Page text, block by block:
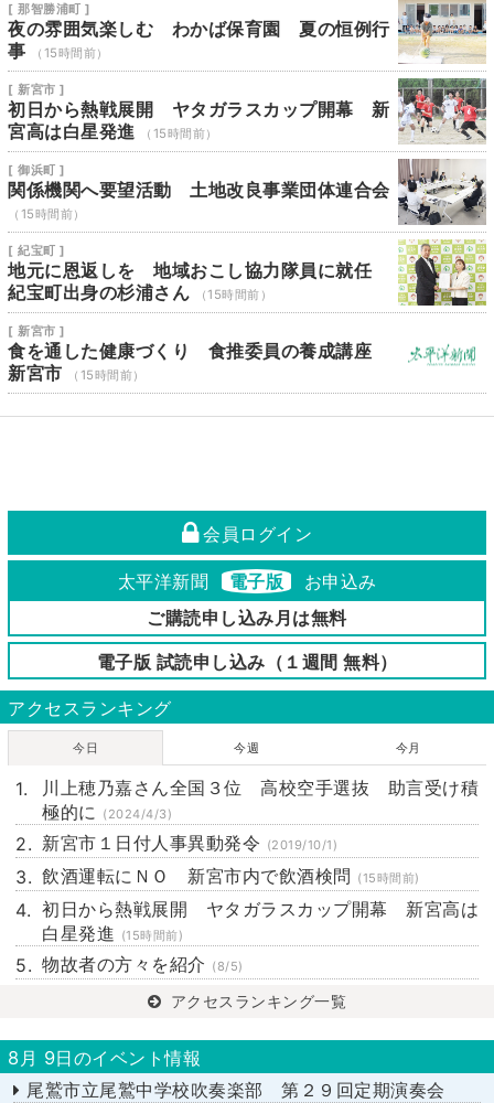
[ 那智勝浦町 ]
夜の雰囲気楽しむ わかば保育園 夏の恒例行
事
（15時間前）
[ 新宮市 ]
初日から熱戦展開 ヤタガラスカップ開幕 新
宮高は白星発進
（15時間前）
[ 御浜町 ]
関係機関へ要望活動 土地改良事業団体連合会
（15時間前）
[ 紀宝町 ]
地元に恩返しを 地域おこし協力隊員に就任
紀宝町出身の杉浦さん
（15時間前）
[ 新宮市 ]
食を通した健康づくり 食推委員の養成講座
新宮市
（15時間前）
会員ログイン
太平洋新聞 電子版
お申込み
ご購読申し込み月は無料
電子版 試読申し込み（１週間 無料）
アクセスランキング
今日 今週 今月
川上穂乃嘉さん全国３位 高校空手選抜 助言受け積
極的に (2024/4/3)
新宮市１日付人事異動発令 (2019/10/1)
飲酒運転にＮＯ 新宮市内で飲酒検問 (15時間前)
初日から熱戦展開 ヤタガラスカップ開幕 新宮高は
白星発進 (15時間前)
物故者の方々を紹介 (8/5)
アクセスランキング一覧
8月 9日のイベント情報
尾鷲市立尾鷲中学校吹奏楽部 第２９回定期演奏会